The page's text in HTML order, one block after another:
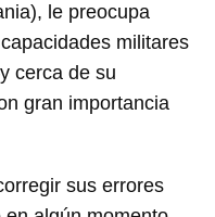
le preocupa
militares
cerca de su
gran importancia
sus errores